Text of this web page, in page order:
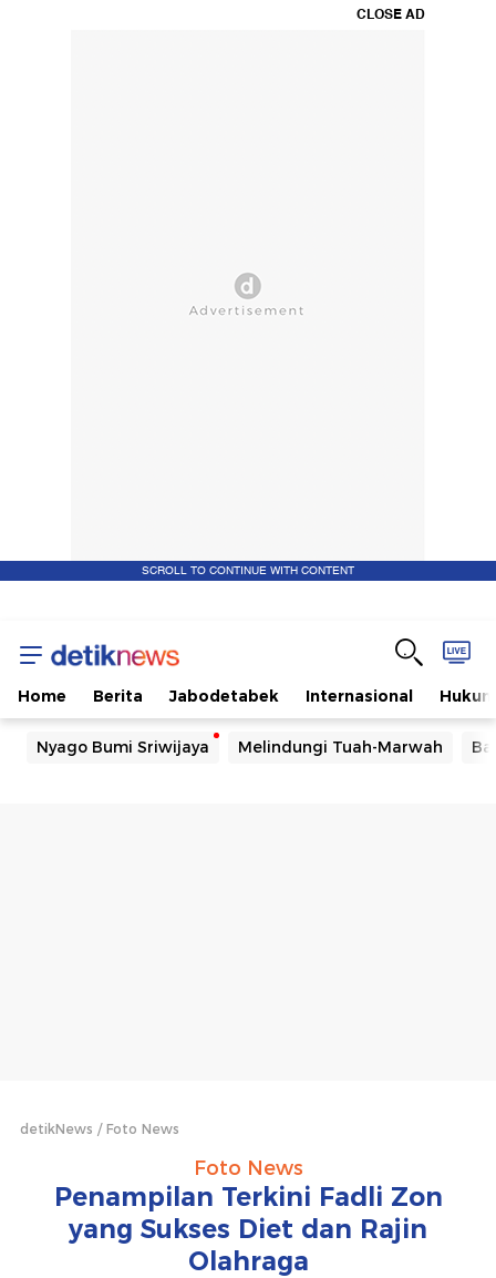
CLOSE AD
SCROLL TO CONTINUE WITH CONTENT
Home Berita Jabodetabek Internasional Hukum
Nyago Bumi Sriwijaya Melindungi Tuah-Marwah
detikNews Foto News
Foto News
Penampilan Terkini Fadli Zon
yang Sukses Diet dan Rajin
Olahraga